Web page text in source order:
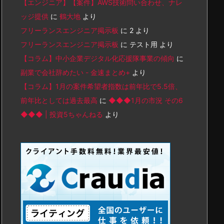
【エンジニア】【案件】AWS技術問い合わせ、ナレ
ッジ提供 に 鶴大地 より
フリーランスエンジニア掲示板 に 2 より
フリーランスエンジニア掲示板 に テスト用 より
【コラム】中小企業デジタル化応援隊事業の傾向 に
副業で会社辞めたい - 金速まとめ+ より
【コラム】1月の案件希望者指数は前年比で5.5倍、
前年比としては過去最高 に ◆◆◆1月の市況 その6
◆◆◆ | 投資5ちゃんねる より